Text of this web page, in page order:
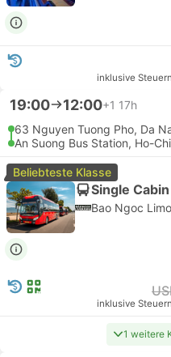
inklusive Steuern
19:00 12:00+1 17h
63 Nguyen Tuong Pho, Da
An Suong Bus Station, Ho-
Beliebteste Klasse
Single
Bao Ngoc
inklusive Steuern
1 weitere